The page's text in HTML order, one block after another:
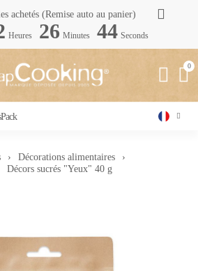
achetés (Remise auto au panier)
Heures 26 Minutes 44 Seconds
Pack
Décorations alimentaires
Décors sucrés "Yeux" 40 g